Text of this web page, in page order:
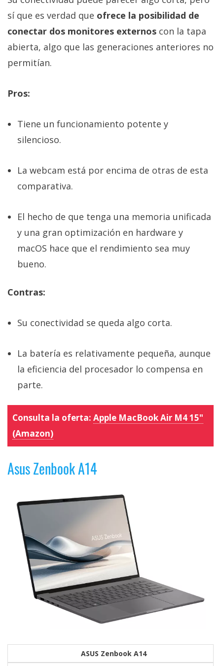
sí que es verdad que ofrece la posibilidad de
conectar dos monitores externos con la tapa
abierta, algo que las generaciones anteriores no
permitían.
Pros:
Tiene un funcionamiento potente y
silencioso.
La webcam está por encima de otras de esta
comparativa.
El hecho de que tenga una memoria unificada
y una gran optimización en hardware y
macOS hace que el rendimiento sea muy
bueno.
Contras:
Su conectividad se queda algo corta.
La batería es relativamente pequeña, aunque
la eficiencia del procesador lo compensa en
parte.
Consulta la oferta: Apple MacBook Air M4 15"
(Amazon)
Asus Zenbook A14
ASUS Zenbook A14